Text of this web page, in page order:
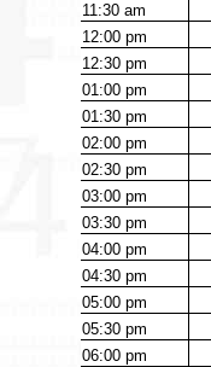
11:30am
12:00pm
12:30pm
01:00pm
01:30pm
02:00pm
02:30pm
03:00pm
03:30pm
04:00pm
04:30pm
05:00pm
05:30pm
06:00pm